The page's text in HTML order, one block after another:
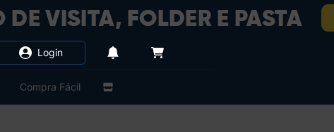
Compra Fácil
Login